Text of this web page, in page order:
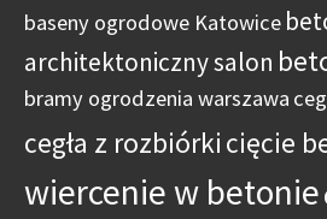
baseny ogrodowe Katowice
architektoniczny salon
bramy ogrodzenia warszawa
cegła z rozbiórki cięcie
wiercenie w betonie